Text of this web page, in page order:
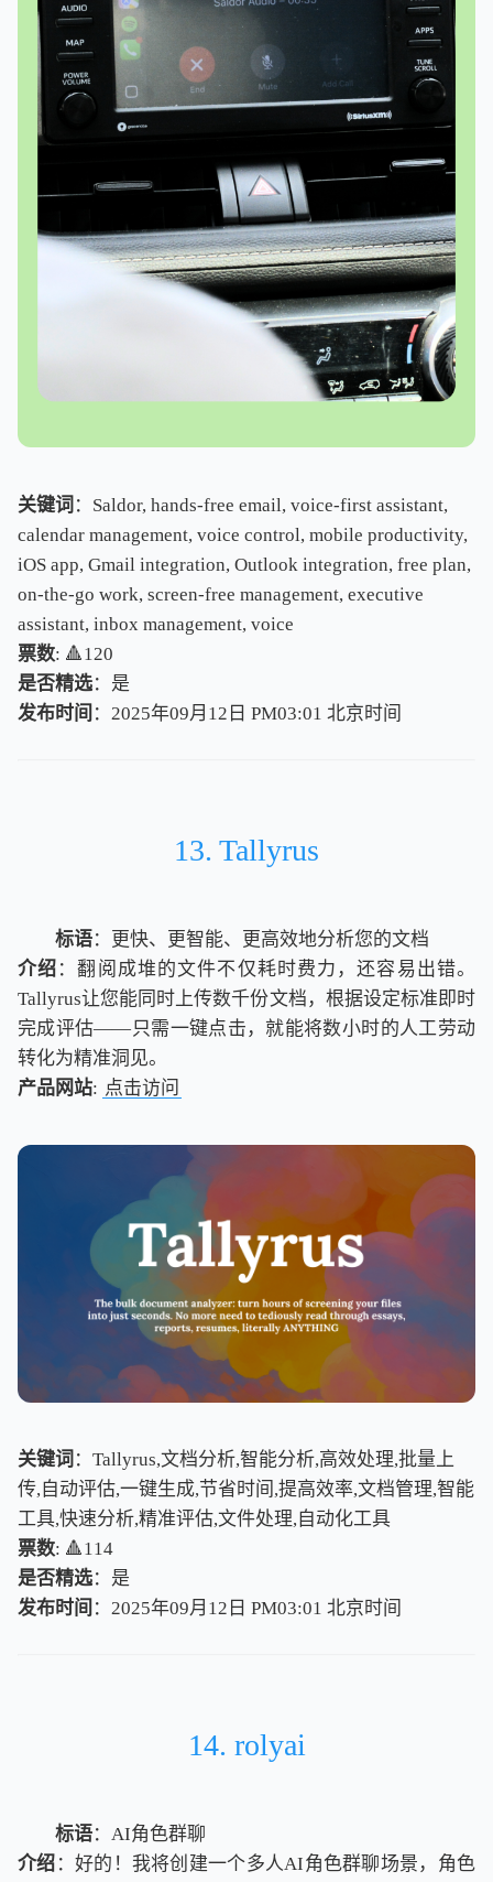
关键词 ：Saldor, hands-free email, voice-first assistant,
calendar management, voice control, mobile productivity,
iOS app, Gmail integration, Outlook integration, free plan,
on-the-go work, screen-free management, executive
assistant, inbox management, voice
票数: 🔺120
是否精选：是
发布时间 ：2025年09月12日 PM03:01 北京时间
北京时间
13. Tallyrus
标语：更快、更智能、更高效地分析您的文档
介绍 ：翻阅成堆的文件不仅耗时费力，还容易出错。
Tallyrus让您能同时上传数千份文档，根据设定标准即时
完成评估——只需一键点击，就能将数小时的人工劳动
转化为精准洞见。
产品网站: 点击访问
关键词 ：Tallyrus,文档分析,智能分析,高效处理,批量上
传,自动评估,一键生成,节省时间,提高效率,文档管理,智能
工具,快速分析,精准评估,文件处理,自动化工具
票数: 🔺114
是否精选：是
发布时间 ：2025年09月12日 PM03:01 北京时间
北京时间
14. rolyai
标语：AI角色群聊
介绍 ：好的！我将创建一个多人AI角色群聊场景，角色